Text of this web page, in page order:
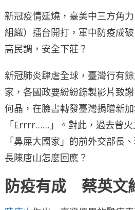
新冠疫情延燒，臺美中三方角
組織）擂台開打，軍中防疫成
高民調，安全下莊？
新冠肺炎肆虐全球，臺灣行有
家，各國政要紛紛錄製影片致
何晶，在臉書轉發臺灣捐贈新
「Errrr……」。對此，過去曾
「鼻屎大國家」的前外交部長
長陳唐山怎麼回應？
防疫有成 蔡英文